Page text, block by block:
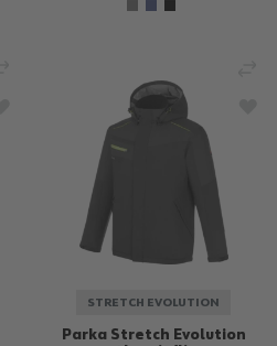
ZUR WUNSCHLISTE HINZUFÜGEN
STRETCH EVOLUTION
Parka Stretch Evolution